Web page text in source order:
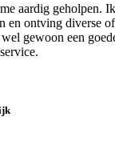
aardig geholpen.
en ontving diverse
gewoon een